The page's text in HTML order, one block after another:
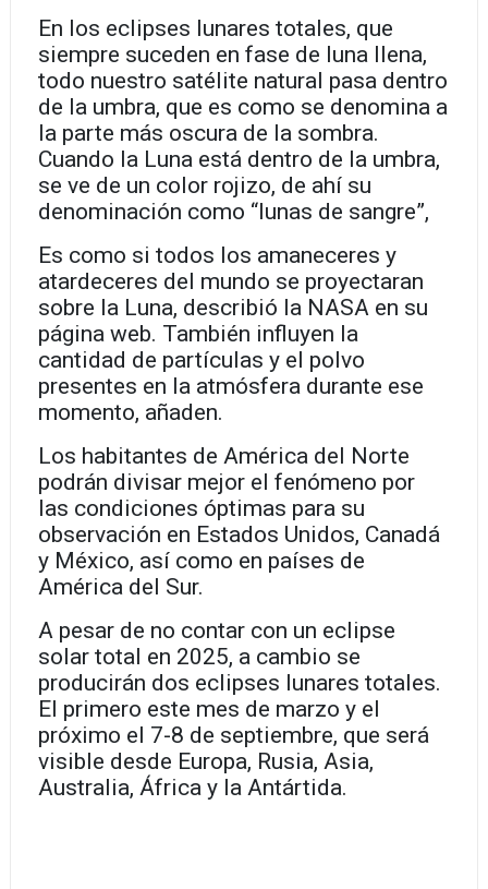
En los eclipses lunares totales, que
siempre suceden en fase de luna llena,
todo nuestro satélite natural pasa dentro
de la umbra, que es como se denomina a
la parte más oscura de la sombra.
Cuando la Luna está dentro de la umbra,
se ve de un color rojizo, de ahí su
denominación como “lunas de sangre”,
Es como si todos los amaneceres y
atardeceres del mundo se proyectaran
sobre la Luna, describió la NASA en su
página web. También influyen la
cantidad de partículas y el polvo
presentes en la atmósfera durante ese
momento, añaden.
Los habitantes de América del Norte
podrán divisar mejor el fenómeno por
las condiciones óptimas para su
observación en Estados Unidos, Canadá
y México, así como en países de
América del Sur.
A pesar de no contar con un eclipse
solar total en 2025, a cambio se
producirán dos eclipses lunares totales.
El primero este mes de marzo y el
próximo el 7-8 de septiembre, que será
visible desde Europa, Rusia, Asia,
Australia, África y la Antártida.